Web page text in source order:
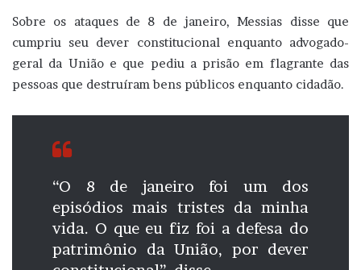
Sobre os ataques de 8 de janeiro, Messias disse que
cumpriu seu dever constitucional enquanto advogado-
geral da União e que pediu a prisão em flagrante das
pessoas que destruíram bens públicos enquanto cidadão.
“O 8 de janeiro foi um dos
episódios mais tristes da minha
vida. O que eu fiz foi a defesa do
patrimônio da União, por dever